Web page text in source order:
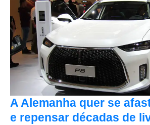
A Alemanha quer se
e repensar décadas de